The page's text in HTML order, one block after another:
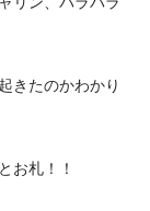
きたのかわかり
お札！！